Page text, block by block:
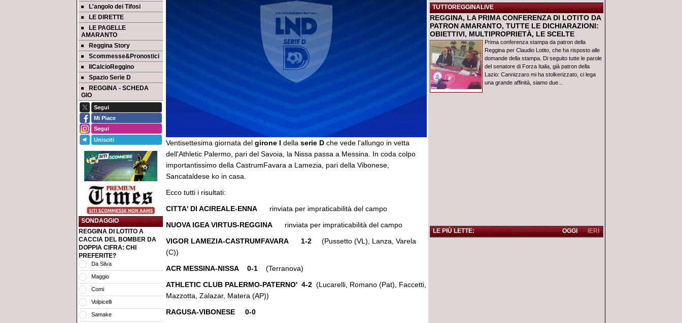
L'angolo dei Tifosi
LE DIRETTE
LE PAGELLE
AMARANTO
Reggina Story
Scommesse&Pronostici
IlCalcioReggino
Spazio Serie D
REGGINA - SCHEDA
GIO
Segui
Mi Piace
Segui
Unisciti
SONDAGGIO
REGGINA DI LOTITO A
CACCIA DEL BOMBER DA
DOPPIA CIFRA: CHI
PREFERITE?
Da Silva
Maggio
Comi
Volpicelli
Samake
Ventisettesima giornata del girone I della serie D che vede l'allungo in vetta
dell'Athletic Palermo, pari del Savoia, la Nissa passa a Messina. In coda colpo
importantissimo della CastrumFavara a Lamezia, pari della Vibonese,
Sancataldese ko in casa.
Ecco tutti i risultati:
CITTA' DI ACIREALE-ENNA rinviata per impraticabilità del campo
NUOVA IGEA VIRTUS-REGGINA
rinviata per impraticabilità del campo
VIGOR LAMEZIA-CASTRUMFAVARA
1-2
(Pussetto (VL), Lanza, Varela
(C))
ACR MESSINA-NISSA
0-1 (Terranova)
ATHLETIC CLUB PALERMO-PATERNO' 4-2 (Lucarelli, Romano (Pat), Faccetti,
Mazzotta, Zalazar, Matera (AP))
RAGUSA-VIBONESE
0-0
TUTTOREGGINALIVE
REGGINA, LA PRIMA CONFERENZA DI LOTITO DA
PATRON AMARANTO, TUTTE LE DICHIARAZIONI:
OBIETTIVI, MULTIPROPRIETÀ, LE SCELTE
Prima conferenza stampa da patron della
Reggina per Claudio Lotito, che ha risposto alle
domande della stampa. Di seguito tutte le parole
del senatore di Forza Italia, già patron della
Lazio: Cannizzaro mi ha stolkerizzato, ci lega
una grande affinità, siamo due...
LE PIÙ LETTE: IERI
OGGI